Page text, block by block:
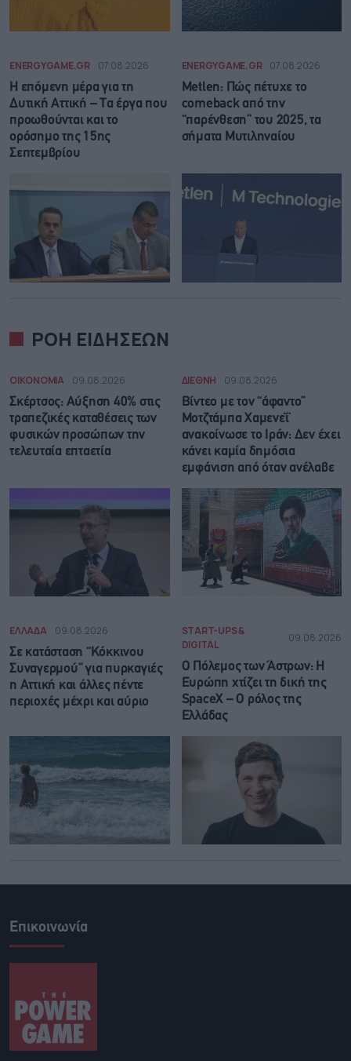
ENERGYGAME.GR 07.08.2026
Η επόμενη μέρα για τη
Δυτική Αττική – Τα έργα που
προωθούνται και το
ορόσημο της 15ης
Σεπτεμβρίου
ENERGYGAME.GR 07.08.2026
Metlen: Πώς πέτυχε το
comeback από την
“παρένθεση” του 2025, τα
σήματα Μυτιληναίου
ΡΟΗ ΕΙΔΗΣΕΩΝ
ΟΙΚΟΝΟΜΙΑ 09.08.2026
Σκέρτσος: Αύξηση 40% στις
τραπεζικές καταθέσεις των
φυσικών προσώπων την
τελευταία επταετία
ΔΙΕΘΝΗ 09.08.2026
Βίντεο με τον “άφαντο”
Μοτζτάμπα Χαμενεΐ
ανακοίνωσε το Ιράν: Δεν έχει
κάνει καμία δημόσια
εμφάνιση από όταν ανέλαβε
ΕΛΛΑΔΑ 09.08.2026
Σε κατάσταση “Κόκκινου
Συναγερμού” για πυρκαγιές
η Αττική και άλλες πέντε
περιοχές μέχρι και αύριο
START-UPS &
DIGITAL
09.08.2026
Ο Πόλεμος των Άστρων: Η
Ευρώπη χτίζει τη δική της
SpaceX – Ο ρόλος της
Ελλάδας
Επικοινωνία